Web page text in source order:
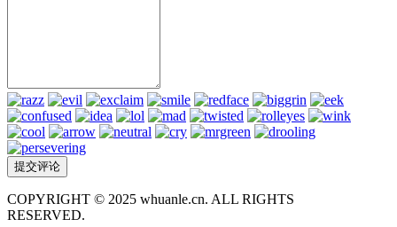
COPYRIGHT © 2025 whuanle.cn. ALL RIGHTS
RESERVED.